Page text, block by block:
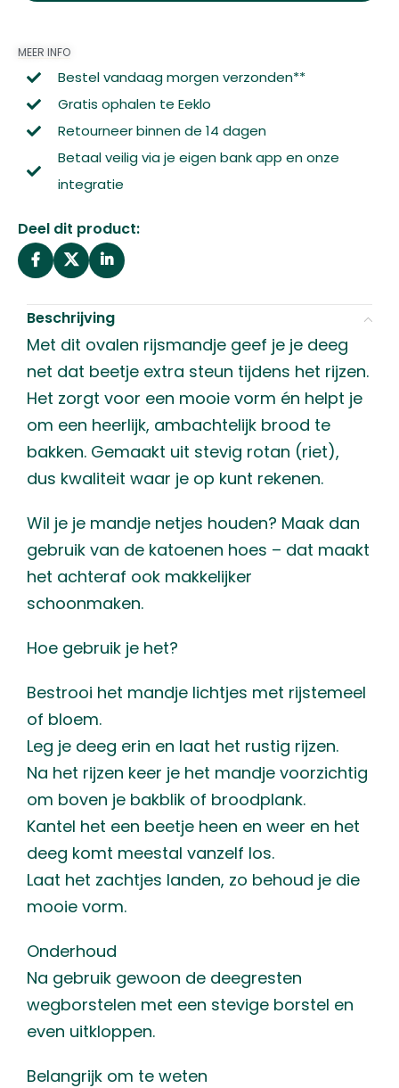
MEER INFO
Bestel vandaag morgen verzonden**
Gratis ophalen te Eeklo
Retourneer binnen de 14 dagen
Betaal veilig via je eigen bank app en onze
integratie
Deel dit product:
Beschrijving
Met dit ovalen rijsmandje geef je je deeg
net dat beetje extra steun tijdens het rijzen.
Het zorgt voor een mooie vorm én helpt je
om een heerlijk, ambachtelijk brood te
bakken. Gemaakt uit stevig rotan (riet),
dus kwaliteit waar je op kunt rekenen.
Wil je je mandje netjes houden? Maak dan
gebruik van de katoenen hoes – dat maakt
het achteraf ook makkelijker
schoonmaken.
Hoe gebruik je het?
Bestrooi het mandje lichtjes met rijstemeel
of bloem.
Leg je deeg erin en laat het rustig rijzen.
Na het rijzen keer je het mandje voorzichtig
om boven je bakblik of broodplank.
Kantel het een beetje heen en weer en het
deeg komt meestal vanzelf los.
Laat het zachtjes landen, zo behoud je die
mooie vorm.
Onderhoud
Na gebruik gewoon de deegresten
wegborstelen met een stevige borstel en
even uitkloppen.
Belangrijk om te weten